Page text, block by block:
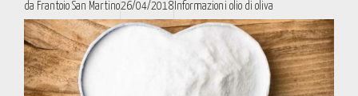
da Frantoio San Martino26/04/2018 Informazioni olio di oliva